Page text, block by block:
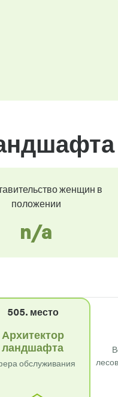
женщин в
положении
n/a
505. место
Архитектор
ландшафта
обслуживания